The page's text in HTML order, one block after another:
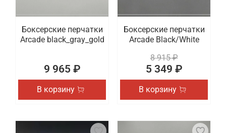
Боксерские перчатки
Arcade black_gray_gold
9 965 ₽
В корзину
Боксерские перчатки
Arcade Black/White
8 915 ₽
5 349 ₽
В корзину